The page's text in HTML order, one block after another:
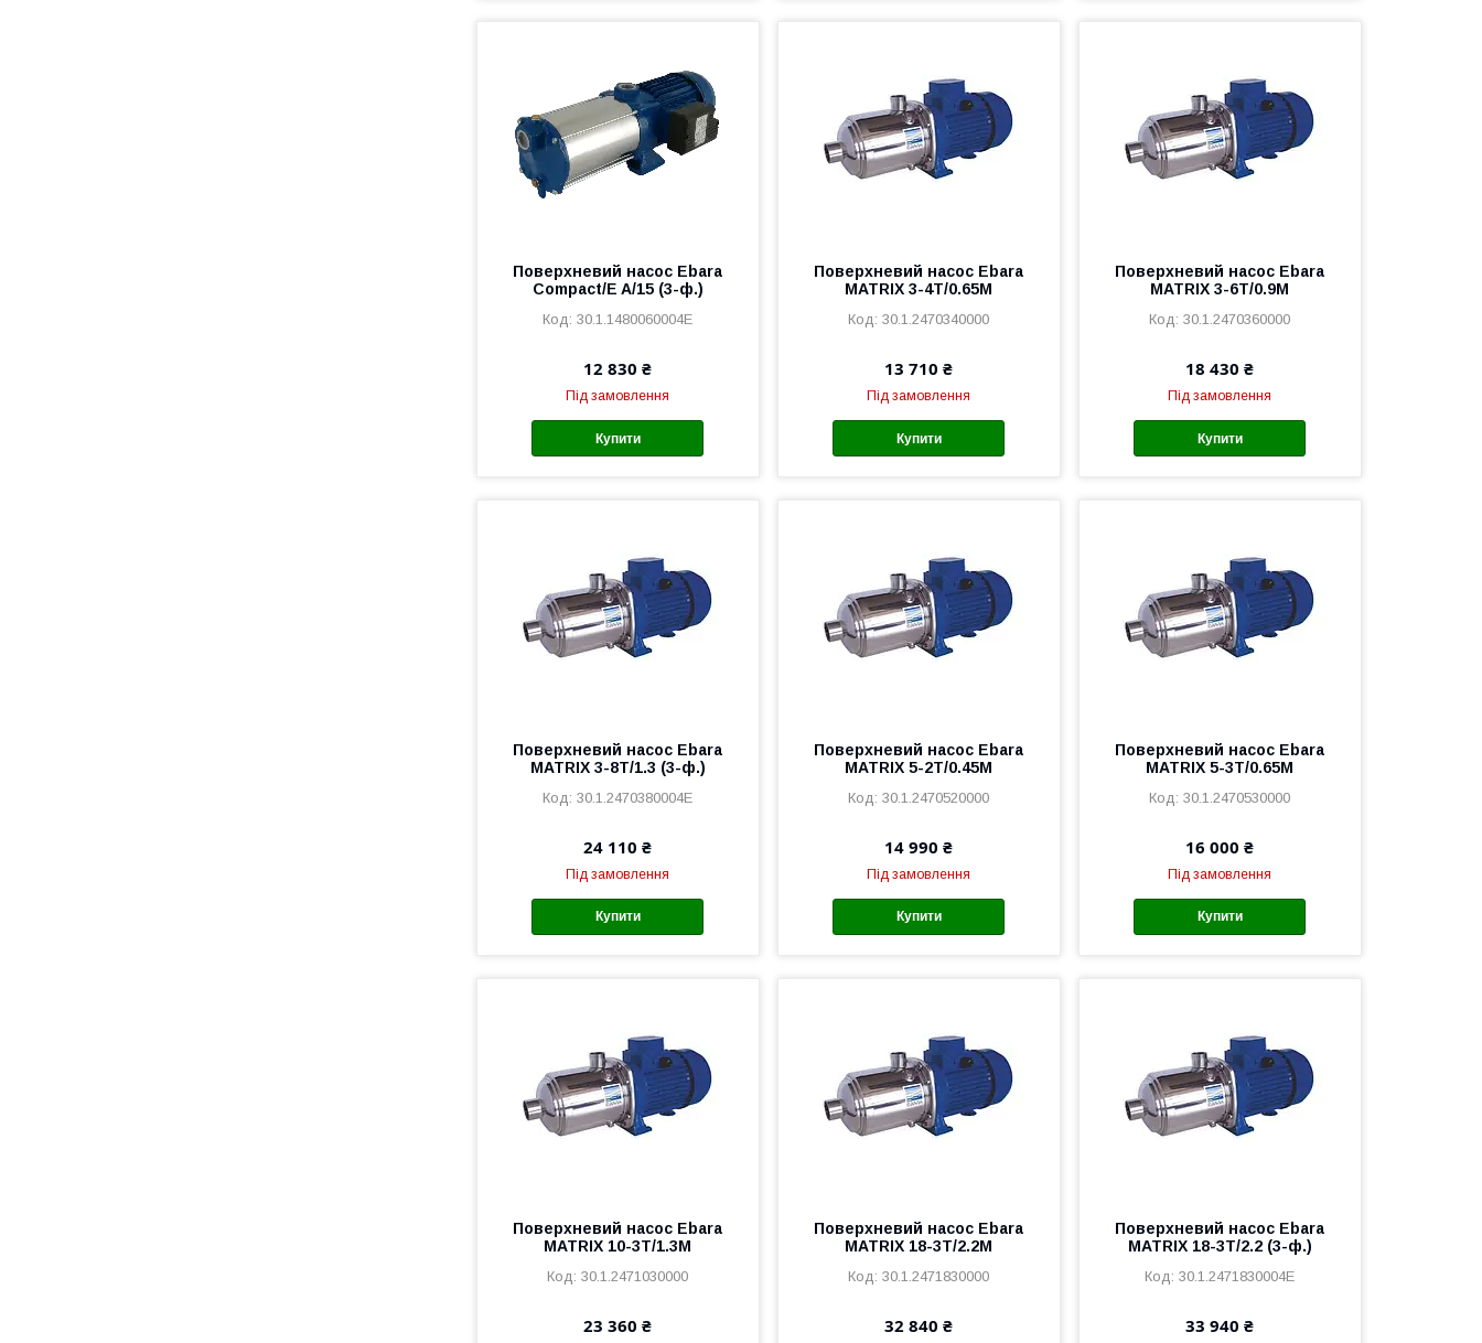
Поверхневий насос Ebara
Compact/E A/15 (3-ф.)
30.1.1480060004E
12 830 ₴
Під замовлення
Купити
Поверхневий насос Ebara
MATRIX 3-4T/0.65M
30.1.2470340000
13 710 ₴
Під замовлення
Купити
Поверхневий насос Ebara
MATRIX 3-6T/0.9M
30.1.2470360000
18 430 ₴
Під замовлення
Купити
Поверхневий насос Ebara
MATRIX 3-8T/1.3 (3-ф.)
30.1.2470380004E
24 110 ₴
Під замовлення
Купити
Поверхневий насос Ebara
MATRIX 5-2T/0.45M
30.1.2470520000
14 990 ₴
Під замовлення
Купити
Поверхневий насос Ebara
MATRIX 5-3T/0.65M
30.1.2470530000
16 000 ₴
Під замовлення
Купити
Поверхневий насос Ebara
MATRIX 10-3T/1.3M
30.1.2471030000
23 360 ₴
Поверхневий насос Ebara
MATRIX 18-3T/2.2M
30.1.2471830000
32 840 ₴
Поверхневий насос Ebara
MATRIX 18-3T/2.2 (3-ф.)
30.1.2471830004E
33 940 ₴